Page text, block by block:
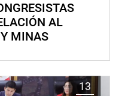
AL
MINAS
13